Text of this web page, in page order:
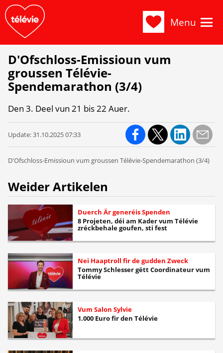
Menu
D'Ofschloss-Emissioun vum
groussen Télévie-
Spendemarathon (3/4)
Den 3. Deel vun 21 bis 22 Auer.
Update:31.10.2025 07:33
D'Ofschloss-Emissioun vum groussen Télévie-Spendemarathon (3/4)
Weider Artikelen
Duerch Är generéis Spenden
8 Projeten, déi am Kader vum Télévie
zréckbehale goufen, sti fest
Nei Haaptroll fir de gudden Zweck
Tommy Schlesser gëtt Coordinateur vum
Télévie
Vum Salon Sylvie
1.000 Euro fir den Télévie